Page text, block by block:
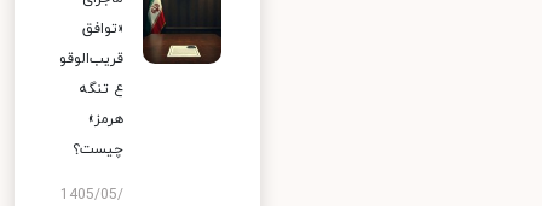
«توافق
قریب‌الوقو
ع تنگه
هرمز»
چیست؟
1405/05/